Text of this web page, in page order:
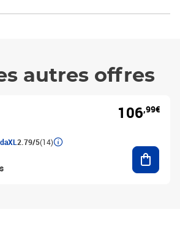
autres offres
2.79/5(14)
106,99€